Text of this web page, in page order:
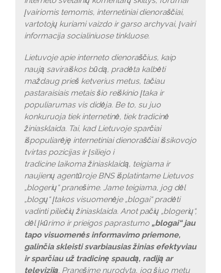
įvairiomis temomis, internetiniai dienoraščiai,
vartotojų kuriami vaizdo ir garso archyvai, įvairi
informacija socialiniuose tinkluose.
Lietuvoje apie interneto dienoraščius, kaip
naują saviraiškos būdą, pradėta kalbėti
maždaug prieš ketverius metus, tačiau
pastaraisiais metais šio reiškinio įtaka ir
populiarumas vis didėja. Be to, su juo
konkuruoja tiek internetinė, tiek tradicinė
žiniasklaida. Tai, kad Lietuvoje sparčiai
išpopuliarėję internetiniai dienoraščiai išsikovojo
tvirtas pozicijas ir įsiliejo i
tradicine laikoma žiniasklaidą, teigiama ir
naujienų agentūroje BNS išplatintame Lietuvos
„blogerių“ pranešime. Jame teigiama, jog dėl
„blogų“ įtakos visuomenėje „blogai“ pradėti
vadinti piliečių žiniasklaida. Anot pačių „blogerių“,
dėl įkūrimo ir prieigos paprastumo „blogai“ jau
tapo visuomenės informavimo priemone,
galinčia skleisti svarbiausias žinias efektyviau
ir sparčiau už tradicinę spaudą, radiją ar
televiziją. Pranešime nurodyta, jog šiuo metu